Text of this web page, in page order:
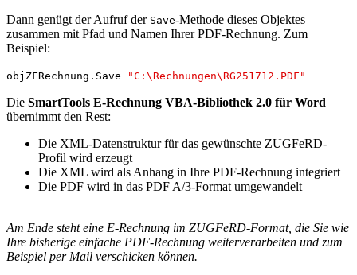
Dann genügt der Aufruf der Save-Methode dieses Objektes
zusammen mit Pfad und Namen Ihrer PDF-Rechnung. Zum
Beispiel:
objZFRechnung.Save "C:\Rechnungen\RG251712.PDF"
Die SmartTools E-Rechnung VBA-Bibliothek 2.0 für Word
übernimmt den Rest:
Die XML-Datenstruktur für das gewünschte ZUGFeRD-
Profil wird erzeugt
Die XML wird als Anhang in Ihre PDF-Rechnung integriert
Die PDF wird in das PDF A/3-Format umgewandelt
Am Ende steht eine E-Rechnung im ZUGFeRD-Format, die Sie wie
Ihre bisherige einfache PDF-Rechnung weiterverarbeiten und zum
Beispiel per Mail verschicken können.